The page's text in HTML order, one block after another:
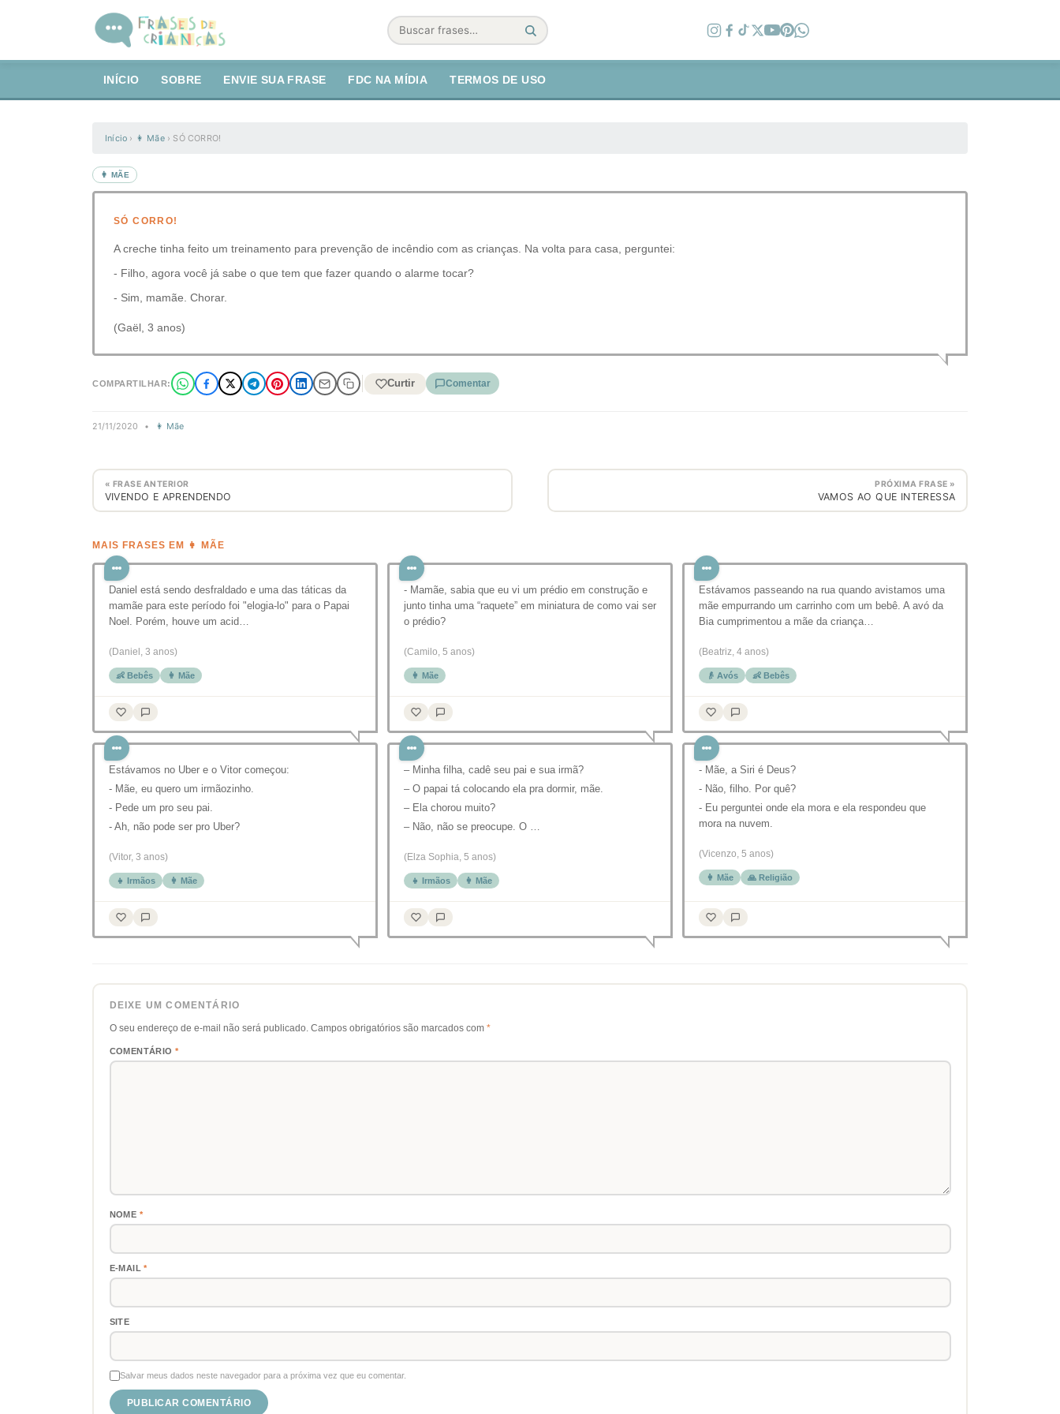
Buscar
INÍCIO SOBRE ENVIE SUA FRASE FDC NA MÍDIA TERMOS DE USO
Início › 👩 Mãe › SÓ CORRO!
👩 MÃE
SÓ CORRO!
A creche tinha feito um treinamento para prevenção de incêndio com as crianças. Na volta para casa, perguntei:
- Filho, agora você já sabe o que tem que fazer quando o alarme tocar?
- Sim, mamãe. Chorar.
(Gaël, 3 anos)
COMPARTILHAR: Curtir Comentar
21/11/2020 • 👩 Mãe
« FRASE ANTERIOR
VIVENDO E APRENDENDO
PRÓXIMA FRASE »
VAMOS AO QUE INTERESSA
MAIS FRASES EM 👩 MÃE
Daniel está sendo desfraldado e uma das táticas da
mamãe para este período foi "elogia-lo" para o Papai
Noel. Porém, houve um acid…
(Daniel, 3 anos)
👶 Bebês 👩 Mãe
- Mamãe, sabia que eu vi um prédio em construção e
junto tinha uma “raquete” em miniatura de como vai ser
o prédio?
(Camilo, 5 anos)
👩 Mãe
Estávamos passeando na rua quando avistamos uma
mãe empurrando um carrinho com um bebê. A avó da
Bia cumprimentou a mãe da criança…
(Beatriz, 4 anos)
👴 Avós 👶 Bebês
Estávamos no Uber e o Vitor começou:
- Mãe, eu quero um irmãozinho.
- Pede um pro seu pai.
- Ah, não pode ser pro Uber?
(Vitor, 3 anos)
👧 Irmãos 👩 Mãe
– Minha filha, cadê seu pai e sua irmã?
– O papai tá colocando ela pra dormir, mãe.
– Ela chorou muito?
– Não, não se preocupe. O …
(Elza Sophia, 5 anos)
👧 Irmãos 👩 Mãe
- Mãe, a Siri é Deus?
- Não, filho. Por quê?
- Eu perguntei onde ela mora e ela respondeu que
mora na nuvem.
(Vicenzo, 5 anos)
👩 Mãe 🙏 Religião
DEIXE UM COMENTÁRIO
O seu endereço de e-mail não será publicado. Campos obrigatórios são marcados com *
COMENTÁRIO *
NOME *
E-MAIL*
SITE
Salvar meus dados neste navegador para a próxima vez que eu comentar.